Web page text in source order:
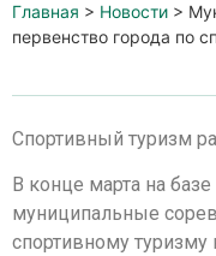
Главная > Новости >
первенство города по
Спортивный туризм
В конце марта на
муниципальные
спортивному